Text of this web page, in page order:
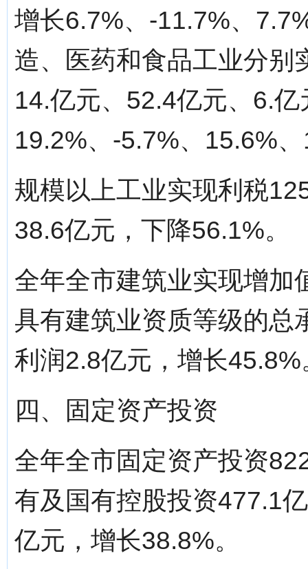
增长6.7%、-11.7%、
造、医药和食品工业分别
14.亿元、52.4亿元、6.
19.2%、-5.7%、15.6%
规模以上工业实现利税
38.6亿元，下降56.1%。
全年全市建筑业实现增加
具有建筑业资质等级的总
利润2.8亿元，增长45.8%
四、固定资产投资
全年全市固定资产投资
有及国有控股投资477.1
亿元，增长38.8%。